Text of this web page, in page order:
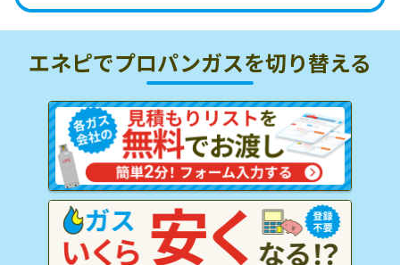
エネピでプロパンガスを切り替える